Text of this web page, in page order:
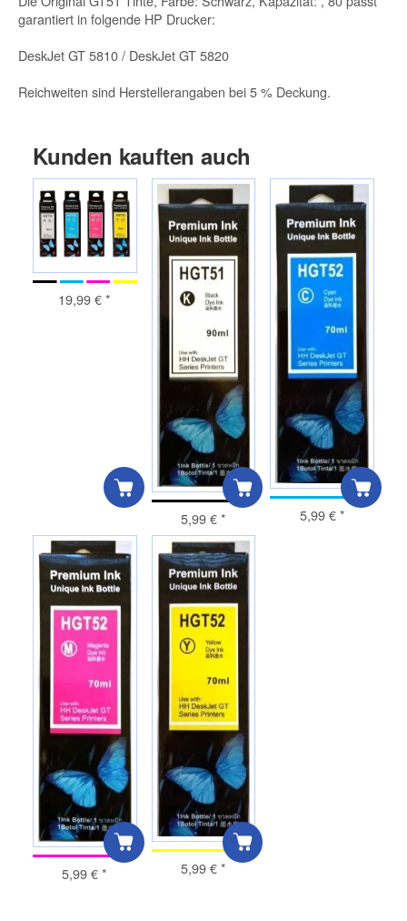
garantiert in folgende HP Drucker:
DeskJet GT 5810 / DeskJet GT 5820
Reichweiten sind Herstellerangaben bei 5 % Deckung.
Kunden kauften auch
19,99 €*
5,99 €* 5,99 €*
5,99 €* 5,99 €*